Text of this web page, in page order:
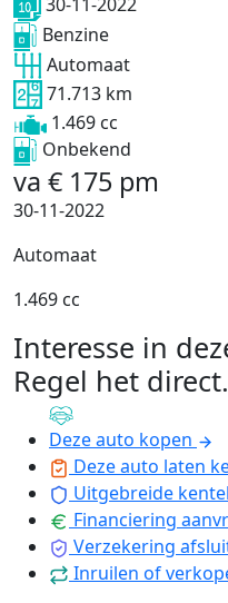
Benzine
Automaat
71.713 km
1.469 cc
Onbekend
va € 175 pm
30-11-2022
Automaat
1.469 cc
Interesse in
Regel het direct.
Deze auto kopen
Deze auto laten
Uitgebreide
Financiering
Verzekering
Inruilen of